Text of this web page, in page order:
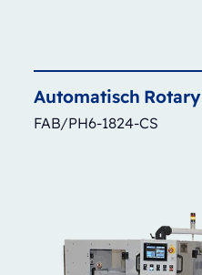
Automatisch Rotary
FAB/PH6-1824-CS